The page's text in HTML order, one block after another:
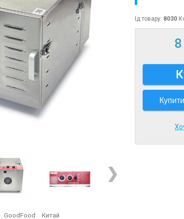
GoodFood Китай
Ід товару: 8030